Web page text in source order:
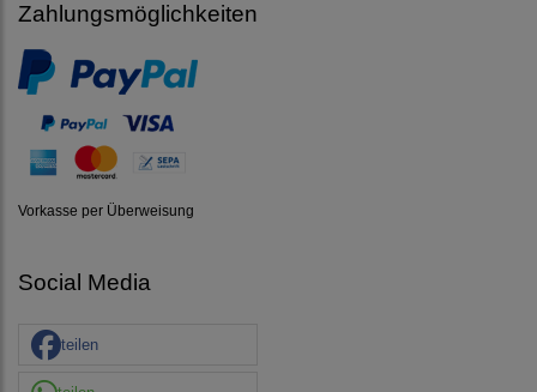
Zahlungsmöglichkeiten
Vorkasse per Überweisung
Social Media
teilen